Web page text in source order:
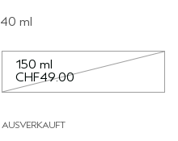
40 ml
150 ml
CHF49.00
AUSVERKAUFT